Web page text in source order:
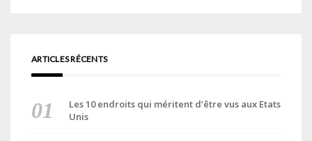
ARTICLES RÉCENTS
Les 10 endroits qui méritent d’être vus aux Etats
Unis